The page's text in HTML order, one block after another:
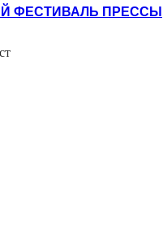
ФЕСТИВАЛЬ ПРЕССЫ